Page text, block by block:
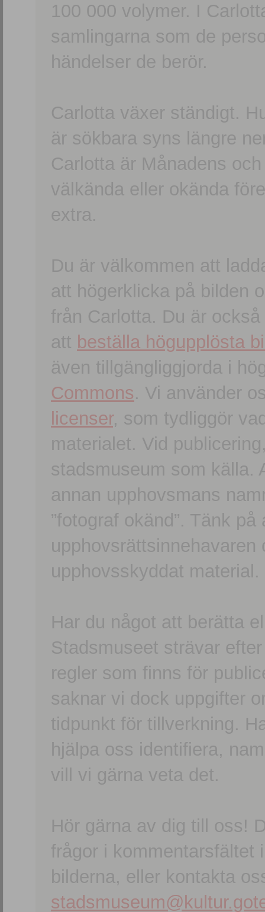
100 000 volymer. I
samlingarna som de
händelser de berör.
Carlotta växer ständigt.
är sökbara syns längre
Carlotta är Månadens
välkända eller okända
extra.
Du är välkommen att
att högerklicka på bilden
från Carlotta. Du är
att beställa högupplösta
även tillgängliggjorda i
Commons. Vi använder
licenser, som tydliggör
materialet. Vid
stadsmuseum som källa.
annan upphovsmans
”fotograf okänd”. Tänk
upphovsskyddat material.
Har du något att berätta
Stadsmuseet strävar
regler som finns för
saknar vi dock uppgifter
tidpunkt för tillverkning.
hjälpa oss identifiera,
vill vi gärna veta det.
Hör gärna av dig till oss!
frågor i kommentarsfältet
bilderna, eller kontakta